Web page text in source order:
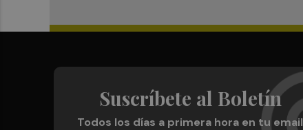
Suscríbete al Boletín
Todos los días a primera hora en tu email